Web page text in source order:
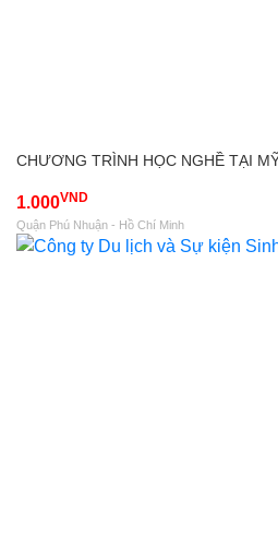
CHƯƠNG TRÌNH HỌC NGHỀ TẠI
1.000VND
Quận Phú Nhuận - Hồ Chí Minh